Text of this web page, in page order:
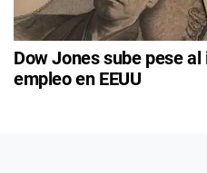
Dow Jones sube pese al
empleo en EEUU